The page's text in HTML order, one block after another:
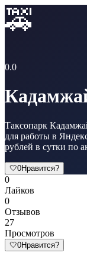
🚕
0.0
Таксопарк
для работы в
рублей в сутки по
🤍0Нравится?
0
Лайков
0
Отзывов
27
Просмотров
🤍0Нравится?